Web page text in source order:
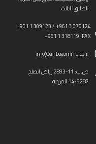
الطابق الثالث
+961 1 309123 / +961 3 070124
+961 1 318119 :FAX
info@anbaaonline.com
ص.ب: 11-2893 رياض الصلح
14-5287 المزرعة